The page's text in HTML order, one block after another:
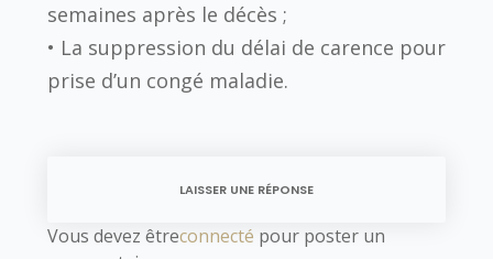
semaines après le décès ;
• La suppression du délai de carence pour
prise d’un congé maladie.
LAISSER UNE RÉPONSE
Vous devez êtreconnecté pour poster un